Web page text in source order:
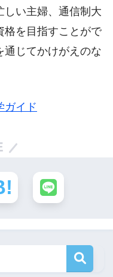
しい主婦、通信制大
格を目指すことがで
通じてかけがえのな
ガイド